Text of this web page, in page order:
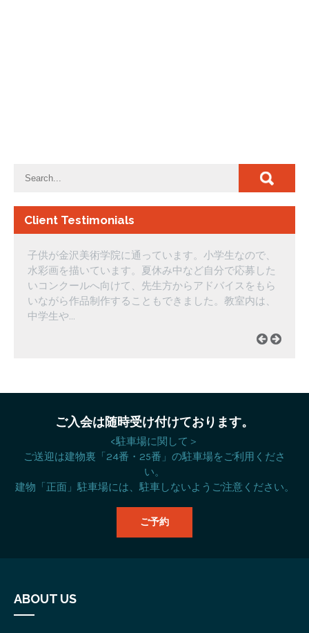
Client Testimonials
子供が金沢美術学院に通っています。小学生なので、
水彩画を描いています。夏休み中など自分で応募した
いコンクールへ向けて、先生方からアドバイスをもら
いながら作品制作することもできました。教室内は、
中学生や…
ご入会は随時受け付けております。
<駐車場に関して＞
ご送迎は建物裏「24番・25番」の駐車場をご利用くださ
い。
建物「正面」駐車場には、駐車しないようご注意ください。
ご予約
ABOUT US